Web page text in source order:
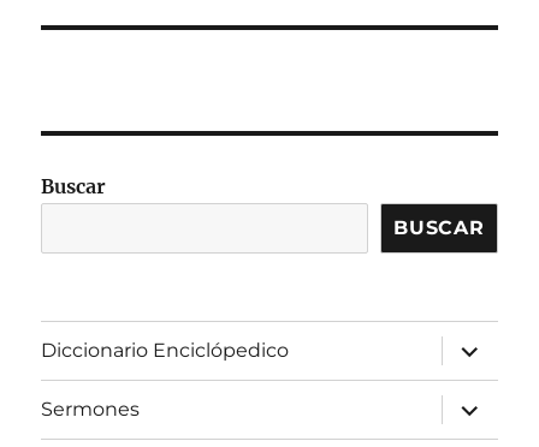
Buscar
BUSCAR
Diccionario Enciclópedico
expandir
el
menú
inferior
Sermones
expandir
el
menú